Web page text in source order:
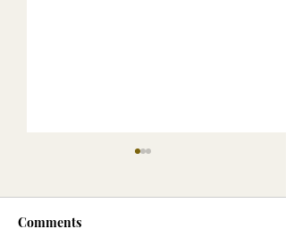
卡通墊板
Comments